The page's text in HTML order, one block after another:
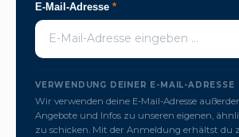
E-Mail-Adresse *
VERWENDUNG DEINER E-MAIL-ADRESSE
Wir verwenden deine E-Mail-Adresse
Angebote und Infos zu unseren eigenen,
zu schicken. Mit der Anmeldung erhältst du